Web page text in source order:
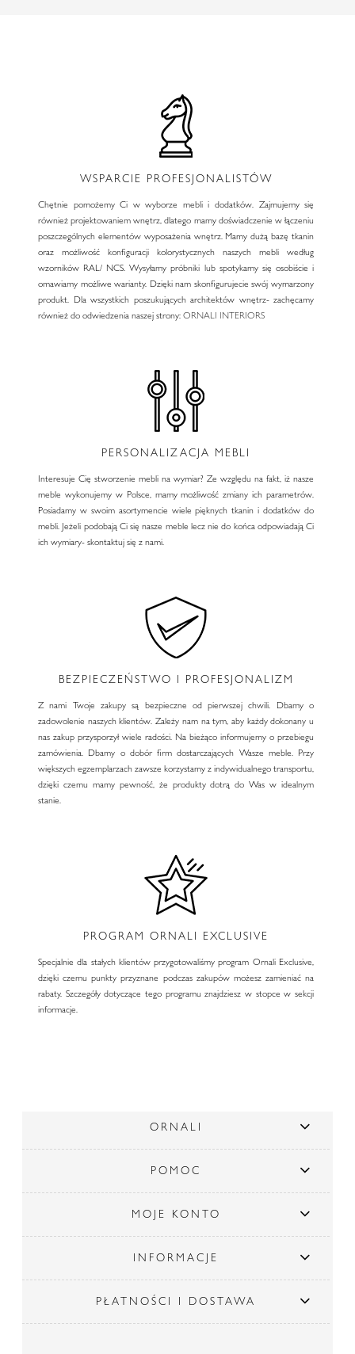
WSPARCIE PROFESJONALISTÓW
Chętnie pomożemy Ci w wyborze mebli i dodatków. Zajmujemy się
również projektowaniem wnętrz, dlatego mamy doświadczenie w łączeniu
poszczególnych elementów wyposażenia wnętrz. Mamy dużą bazę tkanin
oraz możliwość konfiguracji kolorystycznych naszych mebli według
wzorników RAL/ NCS. Wysyłamy próbniki lub spotykamy się osobiście i
omawiamy możliwe warianty. Dzięki nam skonfigurujecie swój wymarzony
produkt. Dla wszystkich poszukujących architektów wnętrz- zachęcamy
również do odwiedzenia naszej strony:ORNALI INTERIORS
PERSONALIZACJA MEBLI
Interesuje Cię stworzenie mebli na wymiar? Ze względu na fakt, iż nasze
meble wykonujemy w Polsce, mamy możliwość zmiany ich parametrów.
Posiadamy w swoim asortymencie wiele pięknych tkanin i dodatków do
mebli. Jeżeli podobają Ci się nasze meble lecz nie do końca odpowiadają Ci
ich wymiary- skontaktuj się z nami.
BEZPIECZEŃSTWO I PROFESJONALIZM
Z nami Twoje zakupy są bezpieczne od pierwszej chwili. Dbamy o
zadowolenie naszych klientów. Zależy nam na tym, aby każdy dokonany u
nas zakup przysporzył wiele radości. Na bieżąco informujemy o przebiegu
zamówienia. Dbamy o dobór firm dostarczających Wasze meble. Przy
większych egzemplarzach zawsze korzystamy z indywidualnego transportu,
dzięki czemu mamy pewność, że produkty dotrą do Was w idealnym
stanie.
PROGRAM ORNALI EXCLUSIVE
Specjalnie dla stałych klientów przygotowaliśmy program Ornali Exclusive,
dzięki czemu punkty przyznane podczas zakupów możesz zamieniać na
rabaty. Szczegóły dotyczące tego programu znajdziesz w stopce w sekcji
informacje.
ORNALI
POMOC
MOJE KONTO
INFORMACJE
PŁATNOŚCI I DOSTAWA